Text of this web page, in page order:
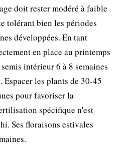
doit rester modéré à faible
tolérant bien les périodes
développées. En tant
en place au printemps
intérieur 6 à 8 semaines
Espacer les plants de 30-45
pour favoriser la
spécifique n'est
Ses floraisons estivales